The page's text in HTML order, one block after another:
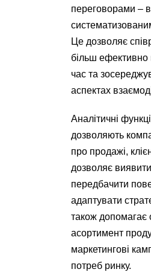
переговорами –
Це дозволяє
більш ефективно
час та
аспектах
Аналітичні
дозволяють
про продажі,
дозволяє виявити
передбачити
адаптувати
також допомагає
асортимент
маркетингові
потреб ринку.